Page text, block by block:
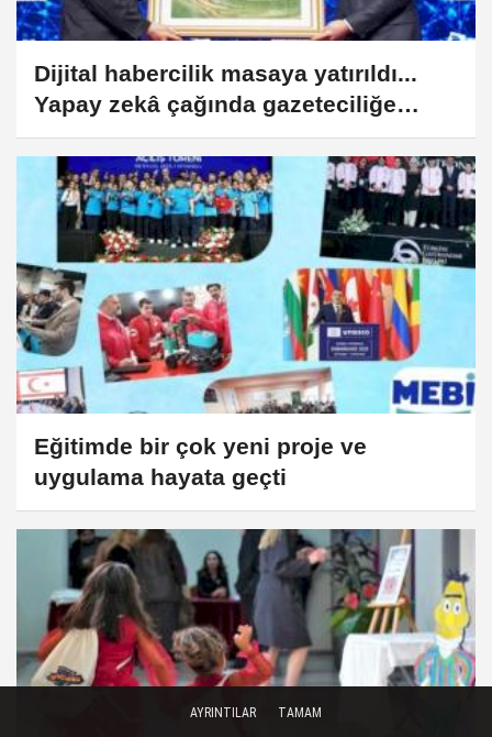
Dijital habercilik masaya yatırıldı...
Yapay zekâ çağında gazeteciliğe
ortak vurgu
Eğitimde bir çok yeni proje ve
uygulama hayata geçti
AYRINTILAR TAMAM